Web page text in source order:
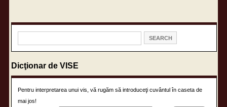
Dicţionar de VISE
Pentru interpretarea unui vis, vă rugăm să introduceţi cuvântul în caseta de
mai jos!